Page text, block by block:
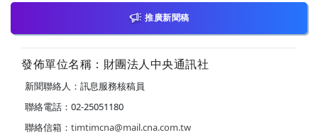
推廣新聞稿
發佈單位名稱：財團法人中央通訊社
新聞聯絡人：訊息服務核稿員
聯絡電話：02-25051180
聯絡信箱： timtimcna@mail.cna.com.tw